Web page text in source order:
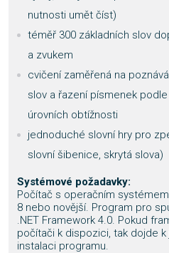
nutnosti umět číst)
téměř 300 základních slov
a zvukem
cvičení zaměřená na
slov a řazení písmenek
úrovních obtížnosti
jednoduché slovní hry pro
slovní šibenice, skrytá slova)
Systémové požadavky:
Počítač s operačním systémem
8 nebo novější. Program pro
.NET Framework 4.0. Pokud
počítači k dispozici, tak dojde
instalaci programu.